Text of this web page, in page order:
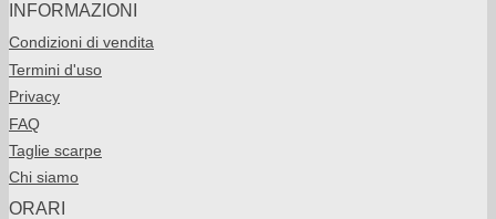
INFORMAZIONI
Condizioni di vendita
Termini d'uso
Privacy
FAQ
Taglie scarpe
Chi siamo
ORARI